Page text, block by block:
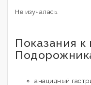
Не изучалась.
Показания
анацидный